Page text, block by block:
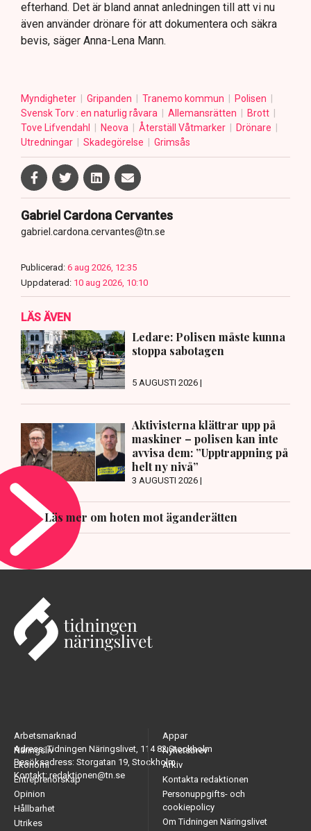
efterhand. Det är bland annat anledningen till att vi nu
även använder drönare för att dokumentera och säkra
bevis, säger Anna-Lena Mann.
Myndigheter Gripanden Tranemo kommun
Polisen
Svensk Torv : en naturlig råvara
Allemansrätten
Brott
Tove Lifvendahl
Neova Återställ Våtmarker
Drönare
Utredningar
Skadegörelse Grimsås
Gabriel Cardona Cervantes
gabriel.cardona.cervantes@tn.se
Publicerad: 6 aug 2026, 12:35
Uppdaterad: 10 aug 2026, 10:10
LÄS ÄVEN
Ledare: Polisen måste kunna
stoppa sabotagen
5 AUGUSTI 2026 |
Aktivisterna klättrar upp på
maskiner – polisen kan inte
avvisa dem: ”Upptrappning på
helt ny nivå”
3 AUGUSTI 2026 |
Läs mer om hoten mot äganderätten
Adress: Tidningen Näringslivet, 114 82 Stockholm
Besöksadress: Storgatan 19, Stockholm
Kontakt: redaktionen@tn.se
Arbetsmarknad
Näringsliv
Ekonomi
Entreprenörskap
Opinion
Hållbarhet
Utrikes
Appar
Nyhetsbrev
Arkiv
Kontakta redaktionen
Personuppgifts- och
cookiepolicy
Om Tidningen Näringslivet